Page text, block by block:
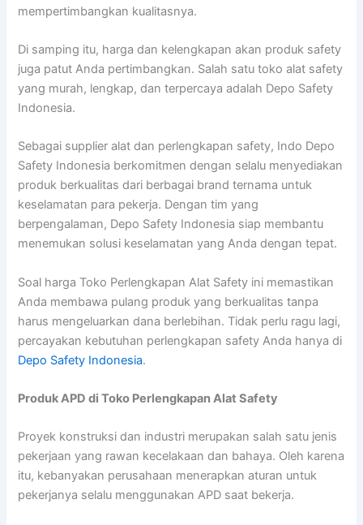
mempertimbangkan kualitasnya.
Di samping itu, harga dan kelengkapan akan produk safety
juga patut Anda pertimbangkan. Salah satu toko alat safety
yang murah, lengkap, dan terpercaya adalah Depo Safety
Indonesia.
Sebagai supplier alat dan perlengkapan safety, Indo Depo
Safety Indonesia berkomitmen dengan selalu menyediakan
produk berkualitas dari berbagai brand ternama untuk
keselamatan para pekerja. Dengan tim yang
berpengalaman, Depo Safety Indonesia siap membantu
menemukan solusi keselamatan yang Anda dengan tepat.
Soal harga Toko Perlengkapan Alat Safety ini memastikan
Anda membawa pulang produk yang berkualitas tanpa
harus mengeluarkan dana berlebihan. Tidak perlu ragu lagi,
percayakan kebutuhan perlengkapan safety Anda hanya di
Depo Safety Indonesia.
Produk APD di Toko Perlengkapan Alat Safety
Proyek konstruksi dan industri merupakan salah satu jenis
pekerjaan yang rawan kecelakaan dan bahaya. Oleh karena
itu, kebanyakan perusahaan menerapkan aturan untuk
pekerjanya selalu menggunakan APD saat bekerja.